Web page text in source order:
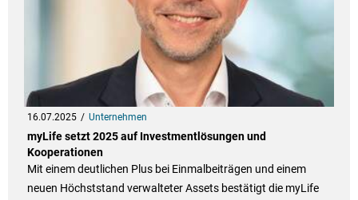
16.07.2025 Unternehmen
myLife setzt 2025 auf Investmentlösungen und
Kooperationen
Mit einem deutlichen Plus bei Einmalbeiträgen und einem
neuen Höchststand verwalteter Assets bestätigt die myLife